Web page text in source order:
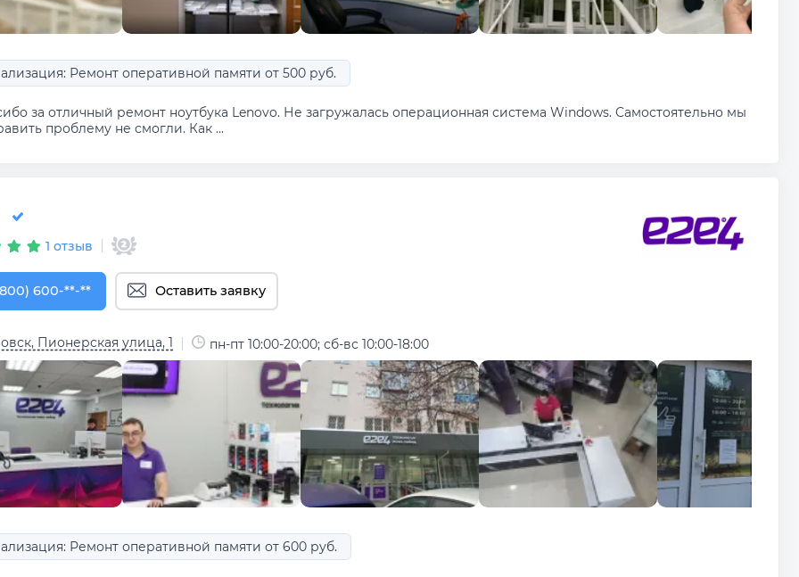
Ремонт оперативной памяти от 500 руб.
за отличный ремонт ноутбука Lenovo. Не загружалась операционная система Windows. Самостоятельно мы
проблему не смогли. Как ...
1 отзыв
600-32-34
600-**-** Оставить заявку
Пионерская улица, 1 пн-пт 10:00-20:00; сб-вс 10:00-18:00
Ремонт оперативной памяти от 600 руб.